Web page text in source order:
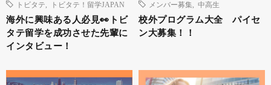
トビタテ
トビタテ！留学JAPAN
海外に興味ある人必見👀トビ
タテ留学を成功させた先輩に
インタビュー！
メンバー募集
中高生
校外プログラム大全 パイセ
ン大募集！！